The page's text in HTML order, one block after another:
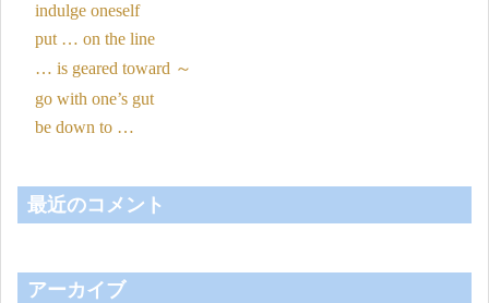
indulge oneself
put … on the line
… is geared toward ～
go with one’s gut
be down to …
最近のコメント
アーカイブ